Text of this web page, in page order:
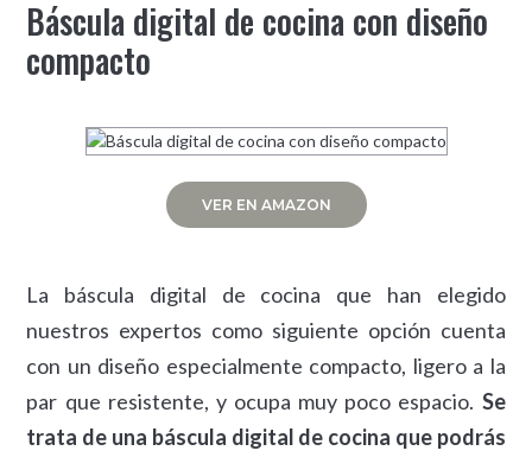
Báscula digital de cocina con diseño
compacto
VER EN AMAZON
La báscula digital de cocina que han elegido
nuestros expertos como siguiente opción cuenta
con un diseño especialmente compacto, ligero a la
par que resistente, y ocupa muy poco espacio. Se
trata de una báscula digital de cocina que podrás